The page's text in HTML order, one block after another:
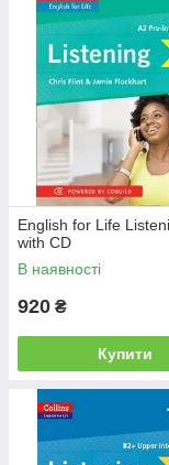
музыки и спорта
Collins Listening
Двадцать
Аутентичные
носителей, так
охватывающие
Дополнения,
по конкретным
Міні-словник
кожному блоці,
Відповіді на
English for Life
with CD
В наявності
920 ₴
Купити